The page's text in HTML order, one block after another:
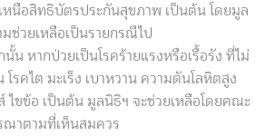
นือสิทธิบัตรประกันสุขภาพ เป็นต้น โดยมูล
ช่วยเหลือเป็นรายกรณีไป
กป่วยเป็นโรคร้ายแรงหรือเรื้อรัง ที่ไม่
โรคไต มะเร็ง เบาหวาน ความดันโลหิตสูง
ขข้อ เป็นต้น มูลนิธิฯ จะช่วยเหลือโดยคณะ
ณาตามที่เห็นสมควร